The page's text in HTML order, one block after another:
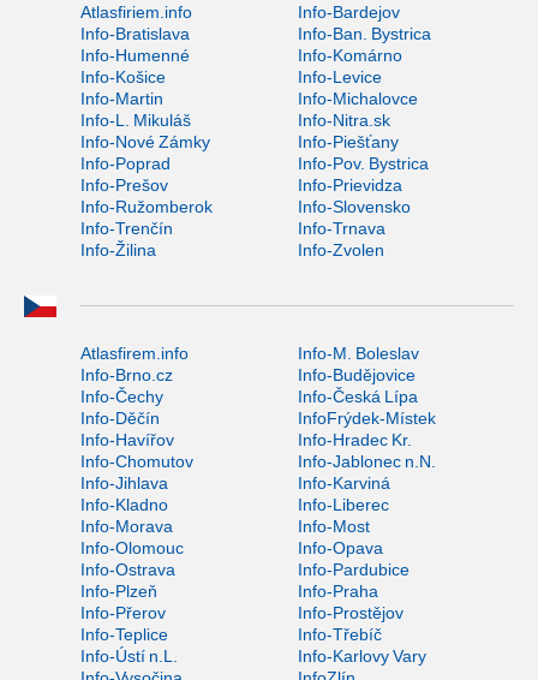
Atlasfiriem.info
Info-Bardejov
Info-Bratislava
Info-Ban. Bystrica
Info-Humenné
Info-Komárno
Info-Košice
Info-Levice
Info-Martin
Info-Michalovce
Info-L. Mikuláš
Info-Nitra.sk
Info-Nové Zámky
Info-Piešťany
Info-Poprad
Info-Pov. Bystrica
Info-Prešov
Info-Prievidza
Info-Ružomberok
Info-Slovensko
Info-Trenčín
Info-Trnava
Info-Žilina
Info-Zvolen
Atlasfirem.info
Info-M. Boleslav
Info-Brno.cz
Info-Budějovice
Info-Čechy
Info-Česká Lípa
Info-Děčín
InfoFrýdek-Místek
Info-Havířov
Info-Hradec Kr.
Info-Chomutov
Info-Jablonec n.N.
Info-Jihlava
Info-Karviná
Info-Kladno
Info-Liberec
Info-Morava
Info-Most
Info-Olomouc
Info-Opava
Info-Ostrava
Info-Pardubice
Info-Plzeň
Info-Praha
Info-Přerov
Info-Prostějov
Info-Teplice
Info-Třebíč
Info-Ústí n.L.
Info-Karlovy Vary